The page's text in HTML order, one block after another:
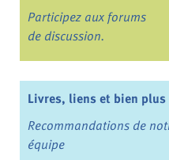
Participez aux forums
de discussion.
Livres, liens et bien plus
Recommandations de
équipe